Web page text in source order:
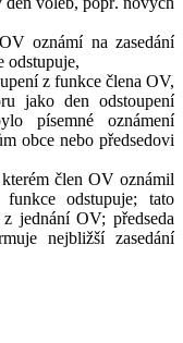
oznámí na zasedání
odstupuje,
z funkce člena OV,
jako den odstoupení
písemné oznámení
obce nebo předsedovi
člen OV oznámil
odstupuje; tato
jednání OV; předseda
nejbližší zasedání